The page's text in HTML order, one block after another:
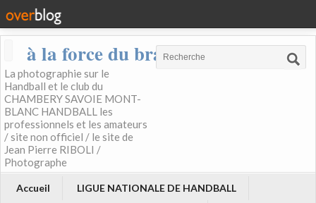
à la force du bras
La photographie sur le
Handball et le club du
CHAMBERY SAVOIE MONT-
BLANC HANDBALL les
professionnels et les amateurs
/ site non officiel / le site de
Jean Pierre RIBOLI /
Photographe
Accueil
LIGUE NATIONALE DE HANDBALL